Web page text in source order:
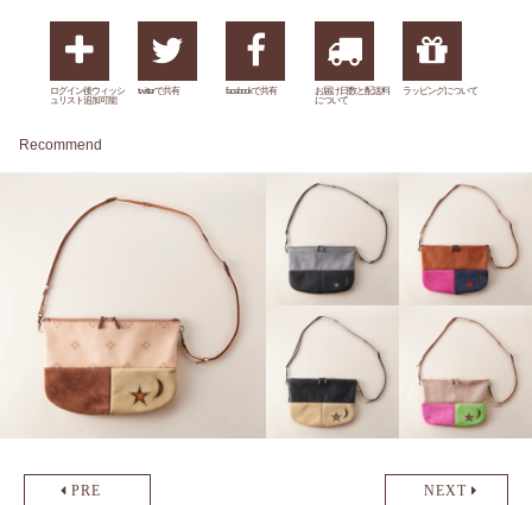
ログイン後ウィッシ
ュリスト追加可能
twitterで共有 facebookで共有
お届け日数と配送料
について
ラッピングについて
Recommend